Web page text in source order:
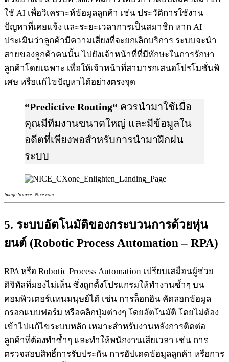
ใช้ AI เพื่อวิเคราะห์ข้อมูลลูกค้า เช่น ประวัติการใช้งาน
ปัญหาที่เคยแจ้ง และระยะเวลาการเป็นสมาชิก หาก AI
ประเมินว่าลูกค้ามีความเสี่ยงที่จะยกเลิกบริการ ระบบจะนำ
สายของลูกค้าคนนั้น ไปยังเจ้าหน้าที่ที่มีทักษะในการรักษา
ลูกค้าโดยเฉพาะ เพื่อให้เจ้าหน้าที่สามารถเสนอโปรโมชั่นพิ
เศษ หรือแก้ไขปัญหาได้อย่างตรงจุด
“Predictive Routing“ ควรนำมาใช้เมื่อ
คุณมีทีมงานขนาดใหญ่ และมีข้อมูลใน
อดีตที่เพียงพอสำหรับการนำมาฝึกฝน
ระบบ
Image Source: Nice.com
5. ระบบอัตโนมัติของกระบวนการด้วยหุ่น
ยนต์ (Robotic Process Automation – RPA)
RPA หรือ Robotic Process Automation เปรียบเสมือนผู้ช่วย
ดิจิทัลที่มองไม่เห็น ซึ่งถูกตั้งโปรแกรมให้ทำงานซ้ำๆ บน
คอมพิวเตอร์แทนมนุษย์ได้ เช่น การล็อกอิน คัดลอกข้อมูล
กรอกแบบฟอร์ม หรือคลิกปุ่มต่างๆ โดยอัตโนมัติ โดยไม่ต้อง
เข้าไปแก้ไขระบบหลัก เหมาะสำหรับงานหลังการติดต่อ
ลูกค้าที่ต้องทำซ้ำๆ และทำให้พนักงานเสียเวลา เช่น การ
ตรวจสอบสิทธิ์การรับประกัน การอัปเดตข้อมูลลูกค้า หรือการ